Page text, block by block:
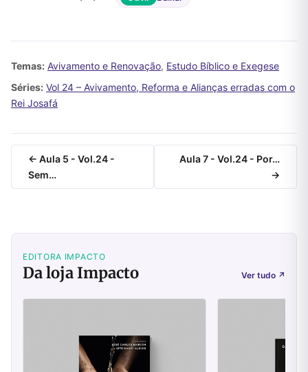
Temas: Avivamento e Renovação, Estudo Bíblico e Exegese
Séries: Vol 24 – Avivamento, Reforma e Alianças erradas com o
Rei Josafá
← Aula 5 - Vol.24 -
Sem…
Aula 7 - Vol.24 - Por…
→
EDITORA IMPACTO
Da loja Impacto Ver tudo ↗